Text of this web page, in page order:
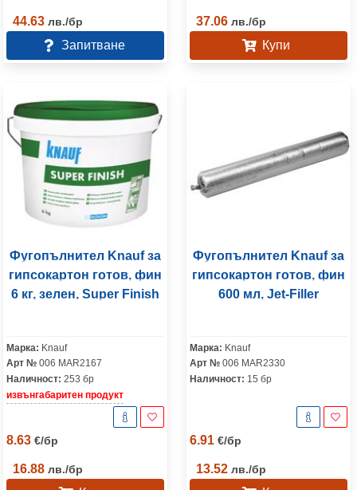
44.63 лв./бр
Запитване
37.06 лв./бр
Купи
Фугопълнител Knauf за
гипсокартон готов, фин
6 кг, зелен, Super Finish
Марка: Knauf
Арт № 006 MAR2167
Наличност: 253 бр
извънгабаритен продукт
8.63 €/бр
16.88 лв./бр
Фугопълнител Knauf за
гипсокартон готов, фин
600 мл, Jet-Filler
Марка: Knauf
Арт № 006 MAR2330
Наличност: 15 бр
6.91 €/бр
13.52 лв./бр